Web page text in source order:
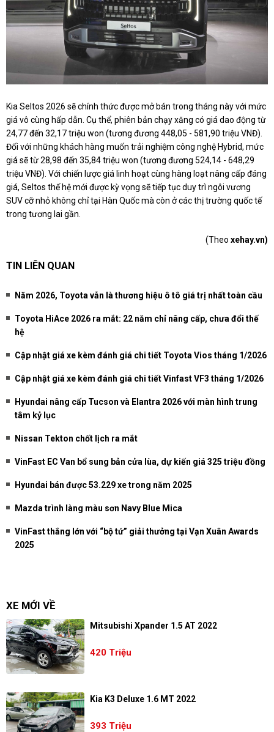
Kia Seltos 2026 sẽ chính thức được mở bán trong tháng này với mức
giá vô cùng hấp dẫn. Cụ thể, phiên bản chạy xăng có giá dao động từ
24,77 đến 32,17 triệu won (tương đương 448,05 - 581,90 triệu VNĐ).
Đối với những khách hàng muốn trải nghiệm công nghệ Hybrid, mức
giá sẽ từ 28,98 đến 35,84 triệu won (tương đương 524,14 - 648,29
triệu VNĐ). Với chiến lược giá linh hoạt cùng hàng loạt nâng cấp đáng
giá, Seltos thế hệ mới được kỳ vọng sẽ tiếp tục duy trì ngôi vương
SUV cỡ nhỏ không chỉ tại Hàn Quốc mà còn ở các thị trường quốc tế
trong tương lai gần.
(Theo xehay.vn)
TIN LIÊN QUAN
Năm 2026, Toyota vẫn là thương hiệu ô tô giá trị nhất toàn cầu
Toyota HiAce 2026 ra mắt: 22 năm chỉ nâng cấp, chưa đổi thế
hệ
Cập nhật giá xe kèm đánh giá chi tiết Toyota Vios tháng 1/2026
Cập nhật giá xe kèm đánh giá chi tiết Vinfast VF3 tháng 1/2026
Hyundai nâng cấp Tucson và Elantra 2026 với màn hình trung
tâm kỷ lục
Nissan Tekton chốt lịch ra mắt
VinFast EC Van bổ sung bản cửa lùa, dự kiến giá 325 triệu đồng
Hyundai bán được 53.229 xe trong năm 2025
Mazda trình làng màu sơn Navy Blue Mica
VinFast thắng lớn với “bộ tứ” giải thưởng tại Vạn Xuân Awards
2025
XE MỚI VỀ
Mitsubishi Xpander 1.5 AT 2022
420 Triệu
Kia K3 Deluxe 1.6 MT 2022
393 Triệu